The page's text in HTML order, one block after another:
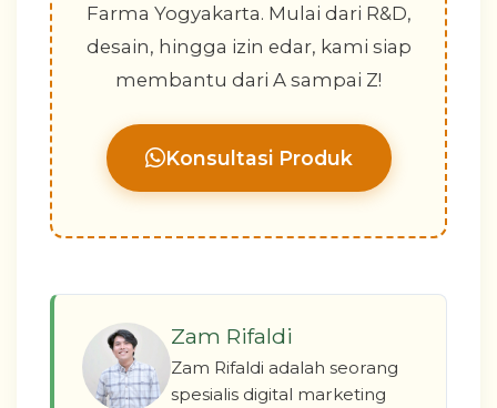
Farma Yogyakarta. Mulai dari R&D,
desain, hingga izin edar, kami siap
membantu dari A sampai Z!
Konsultasi Produk
Zam Rifaldi
Zam Rifaldi adalah seorang
spesialis digital marketing